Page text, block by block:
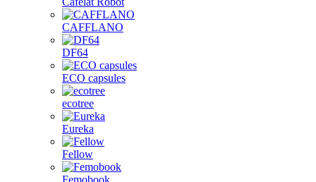
CAFFLANO
DF64
ECO capsules
ecotree
Eureka
Fellow
Femobook